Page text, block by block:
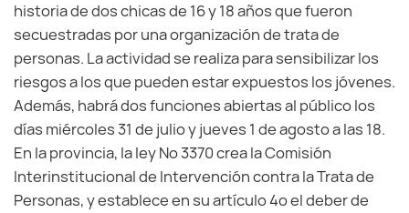
historia de dos chicas de 16 y 18 años que fueron
secuestradas por una organización de trata de
personas. La actividad se realiza para sensibilizar los
riesgos a los que pueden estar expuestos los jóvenes.
Además, habrá dos funciones abiertas al público los
días miércoles 31 de julio y jueves 1 de agosto a las 18.
En la provincia, la ley Nº 3370 crea la Comisión
Interinstitucional de Intervención contra la Trata de
Personas, y establece en su artículo 4º el deber de